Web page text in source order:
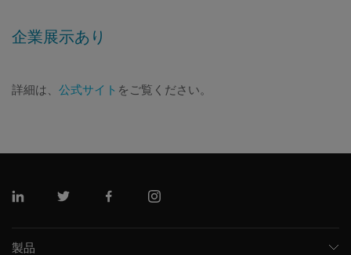
企業展示あり
詳細は、 公式サイト をご覧ください。
リンクトインツイッターフェイスブックインスタグラム
製品